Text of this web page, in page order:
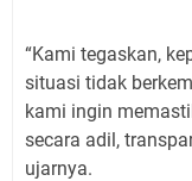
“Kami tegaskan,
situasi tidak
kami ingin
secara adil,
ujarnya.